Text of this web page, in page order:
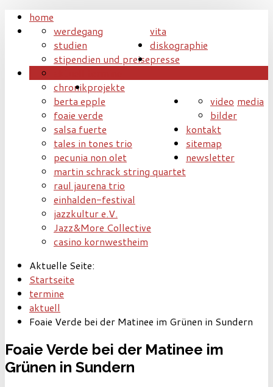
home
vita
werdegang
studien
stipendien und preise
diskographie
presse
chronikprojekte
berta epple
foaie verde
salsa fuerte
tales in tones trio
pecunia non olet
martin schrack string quartet
raul jaurena trio
einhalden-festival
jazzkultur e.V.
Jazz&More Collective
casino kornwestheim
media
video
bilder
kontakt
sitemap
newsletter
Aktuelle Seite:
Startseite
termine
aktuell
Foaie Verde bei der Matinee im Grünen in Sundern
Foaie Verde bei der Matinee im
Grünen in Sundern